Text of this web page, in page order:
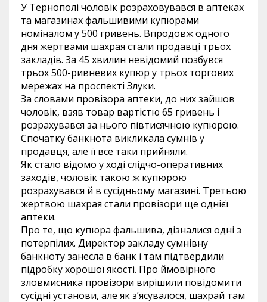
У Тернополі чоловік розраховувався в аптеках
та магазинах фальшивими купюрами
номіналом у 500 гривень. Впродовж одного
дня жертвами шахрая стали продавці трьох
закладів. За 45 хвилин невідомий позбувся
трьох 500-ривневих купюр у трьох торгових
мережах на проспекті Злуки.
За словами провізора аптеки, до них зайшов
чоловік, взяв товар вартістю 65 гривень і
розрахувався за нього півтисячною купюрою.
Спочатку банкнота викликала сумнів у
продавця, але її все таки прийняли.
Як стало відомо у ході слідчо-оперативних
заходів, чоловік такою ж купюрою
розрахувався й в сусідньому магазині. Третьою
жертвою шахрая стали провізори ще однієї
аптеки.
Про те, що купюра фальшива, дізналися одні з
потерпілих. Директор закладу сумнівну
банкноту занесла в банк і там підтвердили
підробку хорошої якості. Про ймовірного
зловмисника провізори вирішили повідомити
сусідні установи, але як з’ясувалося, шахрай там